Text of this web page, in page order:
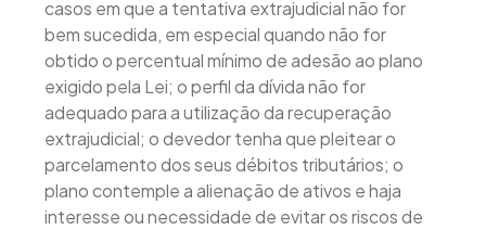
casos em que a tentativa extrajudicial não for
bem sucedida, em especial quando não for
obtido o percentual mínimo de adesão ao plano
exigido pela Lei; o perfil da dívida não for
adequado para a utilização da recuperação
extrajudicial; o devedor tenha que pleitear o
parcelamento dos seus débitos tributários; o
plano contemple a alienação de ativos e haja
interesse ou necessidade de evitar os riscos de